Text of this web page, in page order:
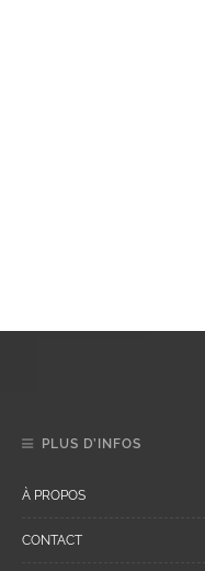
PLUS D’INFOS
À PROPOS
CONTACT